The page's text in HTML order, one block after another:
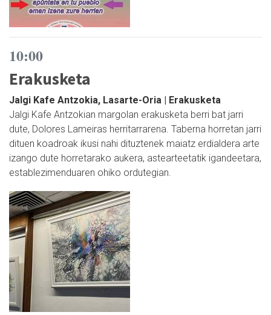
10:00
Erakusketa
Jalgi Kafe Antzokia, Lasarte-Oria | Erakusketa
Jalgi Kafe Antzokian margolan erakusketa berri bat jarri
dute, Dolores Lameiras herritarrarena. Taberna horretan jarri
dituen koadroak ikusi nahi dituztenek maiatz erdialdera arte
izango dute horretarako aukera, astearteetatik igandeetara,
establezimenduaren ohiko ordutegian.